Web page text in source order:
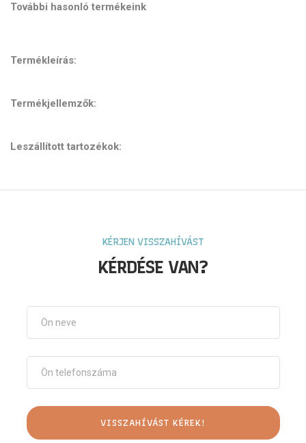
További hasonló termékeink
Termékleírás:
Termékjellemzők:
Leszállított tartozékok:
KÉRJEN VISSZAHÍVÁST
KÉRDÉSE VAN?